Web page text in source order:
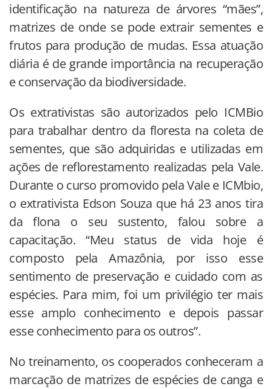
identificação na natureza de árvores “mães”,
matrizes de onde se pode extrair sementes e
frutos para produção de mudas. Essa atuação
diária é de grande importância na recuperação
e conservação da biodiversidade.
Os extrativistas são autorizados pelo ICMBio
para trabalhar dentro da floresta na coleta de
sementes, que são adquiridas e utilizadas em
ações de reflorestamento realizadas pela Vale.
Durante o curso promovido pela Vale e ICMbio,
o extrativista Edson Souza que há 23 anos tira
da flona o seu sustento, falou sobre a
capacitação. “Meu status de vida hoje é
composto pela Amazônia, por isso esse
sentimento de preservação e cuidado com as
espécies. Para mim, foi um privilégio ter mais
esse amplo conhecimento e depois passar
esse conhecimento para os outros”.
No treinamento, os cooperados conheceram a
marcação de matrizes de espécies de canga e